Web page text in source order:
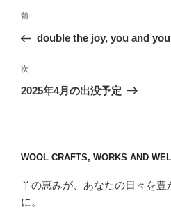
投
ナ
ビ
ゲ
ン
前
の
稿
前
double the joy, you and
次
の
次
2025年4月の出没予定
WOOL CRAFTS, WORKS AND
羊の恵みが、あなたの日々を豊
に。